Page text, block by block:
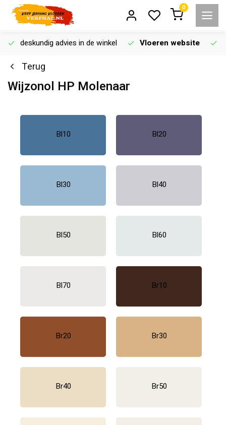
0
deskundig advies in de winkel Vloeren website
Terug
Wijzonol HP Molenaar
Bl10 Bl20
Bl30 Bl40
Bl50 Bl60
Bl70 Br10
Br20 Br30
Br40 Br50